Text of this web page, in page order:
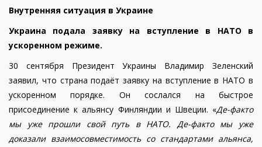
Внутренняя ситуация в Украине
Украина подала заявку на вступление в НАТО в
ускоренном режиме.
30 сентября Президент Украины Владимир Зеленский
заявил, что страна подаёт заявку на вступление в НАТО в
ускоренном порядке. Он сослался на быстрое
присоединение к альянсу Финляндии и Швеции. «Де-факто
мы уже прошли свой путь в НАТО. Де-факто мы уже
доказали взаимосовместимость со стандартами альянса,